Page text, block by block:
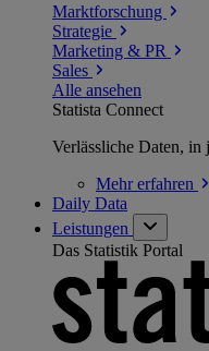
Marktforschung
Strategie
Marketing & PR
Sales
Alle ansehen
Statista Connect
Verlässliche Daten,
Mehrerfahren
Daily Data
Leistungen
Das Statistik Portal